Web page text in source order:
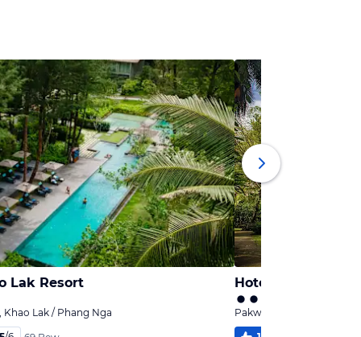
Lak Resort
Khao Lak / Phang Nga
Hotel Haadson
Pakweep Beach, Khao